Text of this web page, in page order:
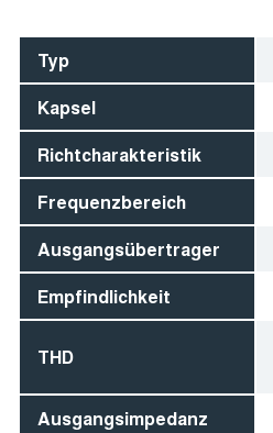
Typ
Kapsel
Richtcharakteristik
Frequenzbereich
Ausgangsübertrager
Empfindlichkeit
THD
Ausgangsimpedanz